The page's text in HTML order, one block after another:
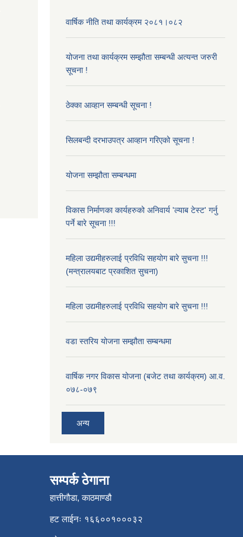
वार्षिक नीति तथा कार्यक्रम २०८१।०८२
योजना तथा कार्यक्रम सम्झौता सम्बन्धी अत्यन्त जरुरी
सूचना !
ठेक्का आव्हान सम्बन्धी सूचना !
सिलबन्दी दरभाउपत्र आव्हान गरिएको सूचना !
योजना सम्झौता सम्बन्धमा
विकास निर्माणका कार्यहरुको अनिवार्य 'ल्याब टेस्ट' गर्नु
पर्ने बारे सूचना !!!
महिला उद्यमीहरुलाई प्रविधि सहयोग बारे सुचना !!!
(मन्त्रालयबाट प्रकाशित सुचना)
महिला उद्यमीहरुलाई प्रविधि सहयोग बारे सुचना !!!
वडा स्तरिय योजना सम्झौता सम्बन्धमा
वार्षिक नगर विकास योजना (बजेट तथा कार्यक्रम) आ.व.
०७८-०७९
अन्य
सम्पर्क ठेगाना
हात्तीगौडा, काठमाण्डौ
हट लाईनः १६६००१०००३२